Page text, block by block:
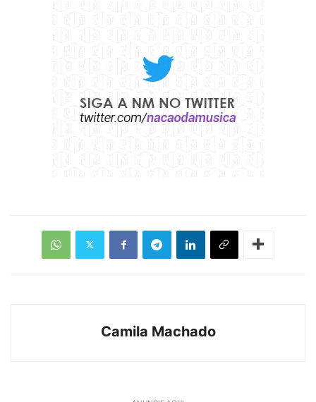
Camila Machado